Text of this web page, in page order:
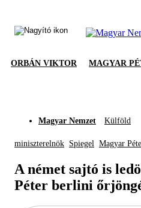
ORBÁN VIKTOR MAGYAR
Magyar Nemzet Külföld
miniszterelnök Spiegel Magyar
A német sajtó is
Péter berlini